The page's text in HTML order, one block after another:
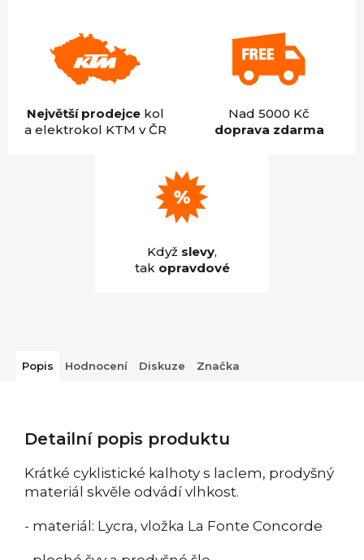
Největší prodejcekol
a elektrokol KTM v ČR
Nad 5000 Kč
doprava zdarma
Když slevy,
tak opravdové
Popis Hodnocení Diskuze Značka
Detailní popis produktu
Krátké cyklistické kalhoty s laclem, prodyšný
materiál skvěle odvádí vlhkost.
- materiál: Lycra, vložka La Fonte Concorde